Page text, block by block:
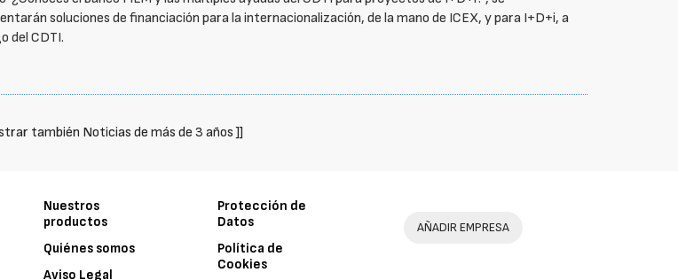
soluciones de financiación para la internacionalización, de la mano de ICEX, y para I+D+i, a
del CDTI.
también Noticias de más de 3 años ]]
Nuestros
productos
Quiénes somos
Aviso Legal
Protección de
Datos
Política de
Cookies
AÑADIR EMPRESA